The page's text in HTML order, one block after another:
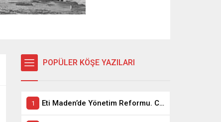
POPÜLER KÖŞE YAZILARI
Eti Maden’de Yönetim Reformu. CEO Modeli’nde Kadro / Taşeron İşçilik Ayrımı Kalkıyor